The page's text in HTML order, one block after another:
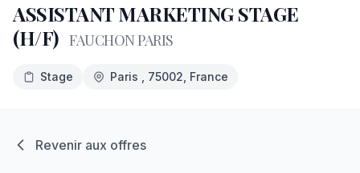
ASSISTANT MARKETING STAGE
(H/F) FAUCHON PARIS
Stage Paris , 75002 , France
Revenir aux offres